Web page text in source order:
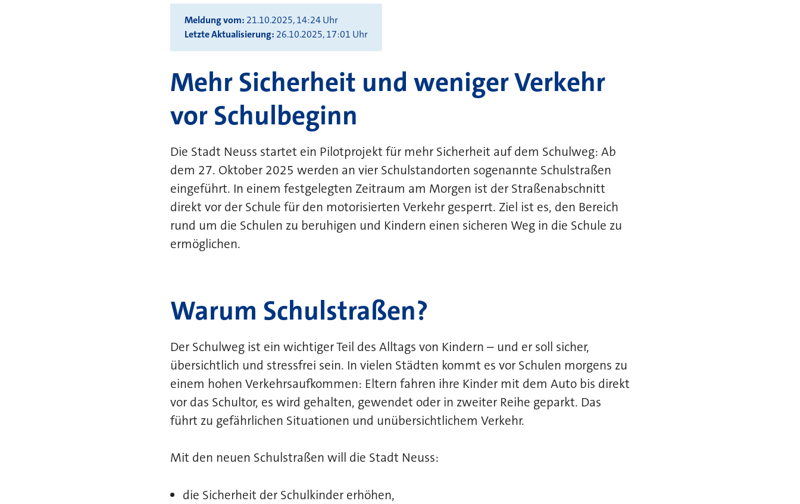
Meldung vom 21.10.2025, 14:24 Uhr
Letzte Aktualisierung 26.10.2025, 17:01 Uhr
Mehr Sicherheit und weniger Verkehr
vor Schulbeginn
Die Stadt Neuss startet ein Pilotprojekt für mehr Sicherheit auf dem Schulweg: Ab
dem 27. Oktober 2025 werden an vier Schulstandorten sogenannte Schulstraßen
eingeführt. In einem festgelegten Zeitraum am Morgen ist der Straßenabschnitt
direkt vor der Schule für den motorisierten Verkehr gesperrt. Ziel ist es, den Bereich
rund um die Schulen zu beruhigen und Kindern einen sicheren Weg in die Schule zu
ermöglichen.
Warum Schulstraßen?
Der Schulweg ist ein wichtiger Teil des Alltags von Kindern – und er soll sicher,
übersichtlich und stressfrei sein. In vielen Städten kommt es vor Schulen morgens zu
einem hohen Verkehrsaufkommen: Eltern fahren ihre Kinder mit dem Auto bis direkt
vor das Schultor, es wird gehalten, gewendet oder in zweiter Reihe geparkt. Das
führt zu gefährlichen Situationen und unübersichtlichem Verkehr.
Mit den neuen Schulstraßen will die Stadt Neuss:
die Sicherheit der Schulkinder erhöhen,